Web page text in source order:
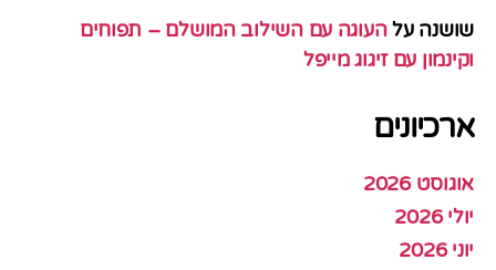
שושנה עלהעוגה עם השילוב המושלם – תפוחים
וקינמון עם זיגוג מייפל
ארכיונים
אוגוסט 2026
יולי 2026
יוני 2026